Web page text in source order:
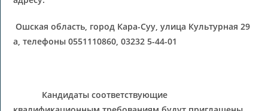
Ошская область, город Кара-Суу, улица Культурная 29
а, телефоны 0551110860, 03232 5-44-01
Кандидаты соответствующие